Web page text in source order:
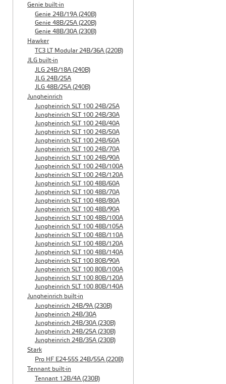
Genie built-in
Genie 24B/19A (240B)
Genie 48B/25A (220B)
Genie 48B/30A (230B)
Hawker
TC3 LT Modular 24В/36А (220B)
JLG built-in
JLG 24B/18A (240B)
JLG 24B/25A
JLG 48B/25A (240B)
Jungheinrich
Jungheinrich SLT 100 24B/25A
Jungheinrich SLT 100 24B/30A
Jungheinrich SLT 100 24B/40A
Jungheinrich SLT 100 24B/50A
Jungheinrich SLT 100 24B/60A
Jungheinrich SLT 100 24B/70A
Jungheinrich SLT 100 24B/90A
Jungheinrich SLT 100 24B/100A
Jungheinrich SLT 100 24B/120A
Jungheinrich SLT 100 48B/60A
Jungheinrich SLT 100 48B/70A
Jungheinrich SLT 100 48B/80A
Jungheinrich SLT 100 48B/90A
Jungheinrich SLT 100 48B/100A
Jungheinrich SLT 100 48B/105A
Jungheinrich SLT 100 48B/110A
Jungheinrich SLT 100 48B/120A
Jungheinrich SLT 100 48B/140A
Jungheinrich SLT 100 80B/90A
Jungheinrich SLT 100 80B/100A
Jungheinrich SLT 100 80B/120A
Jungheinrich SLT 100 80B/140A
Jungheinrich built-in
Jungheinrich 24B/9A (230B)
Jungheinrich 24B/30A
Jungheinrich 24B/30A (230B)
Jungheinrich 24B/25A (230B)
Jungheinrich 24B/35A (230B)
Stark
Pro HF E24-55S 24B/55A (220B)
Tennant built-in
Tennant 12B/4A (230B)